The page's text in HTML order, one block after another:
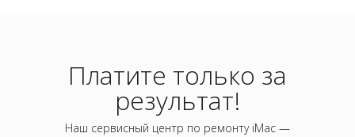
Платите только за
результат!
Наш сервисный центр по ремонту iMac —